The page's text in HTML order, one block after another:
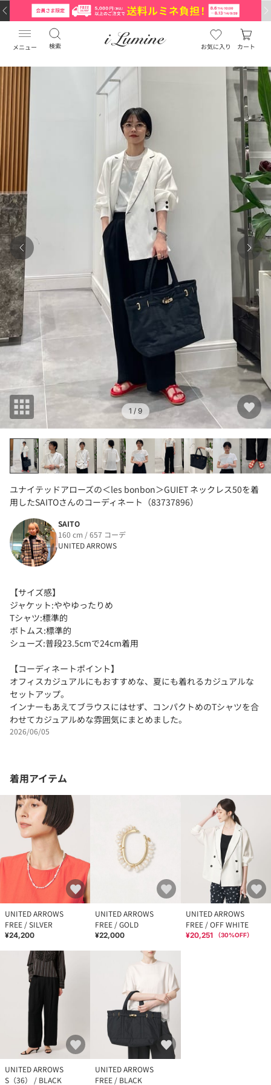
メニュー 検索 お気に入り カート
1 / 9
ユナイテッドアローズの＜les bonbon＞GUIET ネックレス50を着
用したSAITOさんのコーディネート（83737896）
SAITO
160 cm / 657 コーデ
UNITED ARROWS
【サイズ感】
ジャケット:ややゆったりめ
Tシャツ:標準的
ボトムス:標準的
シューズ:普段23.5cmで24cm着用
【コーディネートポイント】
オフィスカジュアルにもおすすめな、夏にも着れるカジュアルな
セットアップ。
インナーもあえてブラウスにはせず、コンパクトめのTシャツを合
わせてカジュアルめな雰囲気にまとめました。
2026/06/05
着用アイテム
UNITED ARROWS
FREE / SILVER
¥24,200
UNITED ARROWS
FREE / GOLD
¥22,000
UNITED ARROWS
FREE / OFF WHITE
¥20,251 （30%OFF）
UNITED ARROWS
S（36） / BLACK
UNITED ARROWS
FREE / BLACK